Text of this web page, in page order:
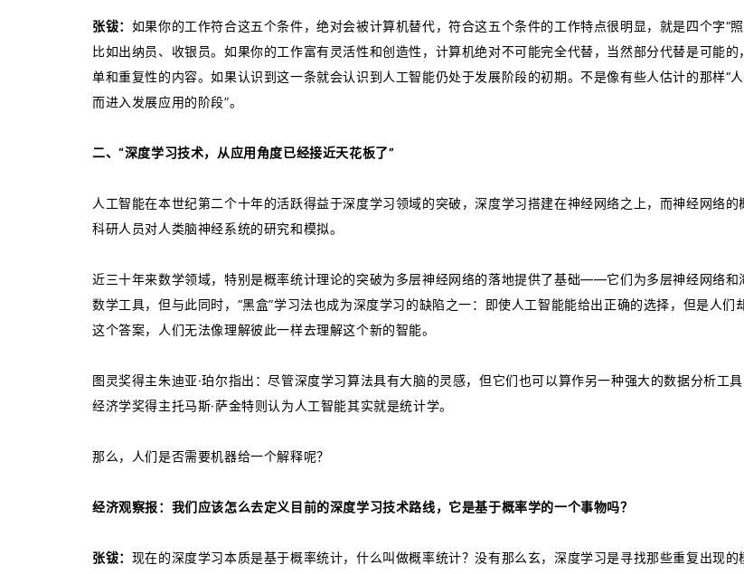
张钹： 如果你的工作符合这五个条件，绝对会被计算机替代，符合这五个条件的工作特点很明显，就是四个字“照
比如出纳员、收银员。如果你的工作富有灵活性和创造性，计算机绝对不可能完全代替，当然部分代替是可能
单和重复性的内容。如果认识到这一条就会认识到人工智能仍处于发展阶段的初期。不是像有些人估计的那样“
而进入发展应用的阶段”。
二、“深度学习技术，从应用角度已经接近天花板了”
人工智能在本世纪第二个十年的活跃得益于深度学习领域的突破，深度学习搭建在神经网络之上，而神经网络
科研人员对人类脑神经系统的研究和模拟。
近三十年来数学领域，特别是概率统计理论的突破为多层神经网络的落地提供了基础——它们为多层神经网络和
数学工具，但与此同时，“黑盒”学习法也成为深度学习的缺陷之一：即使人工智能能给出正确的选择，但是人们
这个答案，人们无法像理解彼此一样去理解这个新的智能。
图灵奖得主朱迪亚·珀尔指出：尽管深度学习算法具有大脑的灵感，但它们也可以算作另一种强大的数据分析工
经济学奖得主托马斯·萨金特则认为人工智能其实就是统计学。
那么，人们是否需要机器给一个解释呢？
经济观察报：我们应该怎么去定义目前的深度学习技术路线，它是基于概率学的一个事物吗？
张钹： 现在的深度学习本质是基于概率统计，什么叫做概率统计？没有那么玄，深度学习是寻找那些重复出现的